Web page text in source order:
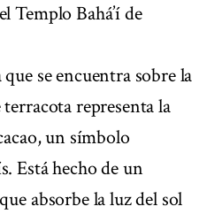
Templo Bahá’í de
se encuentra sobre la
representa la
un símbolo
Está hecho de un
absorbe la luz del sol